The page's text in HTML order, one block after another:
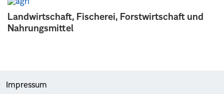
Landwirtschaft, Fischerei, Forstwirtschaft und
Nahrungsmittel
Impressum